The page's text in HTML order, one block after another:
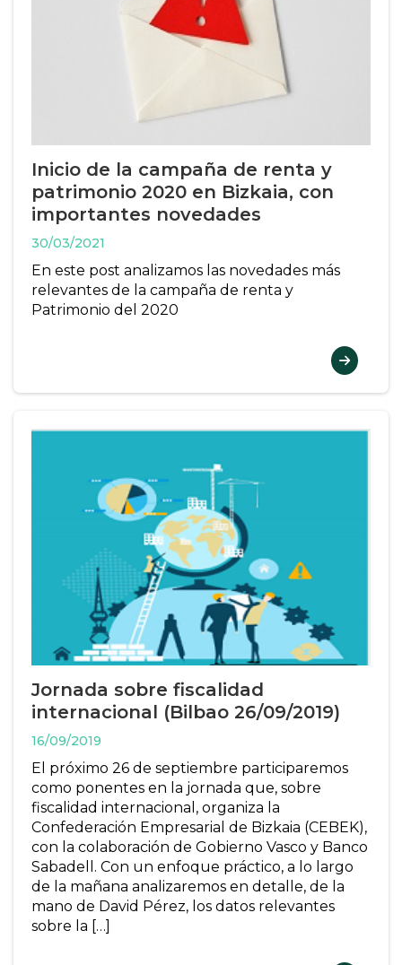
Inicio de la campaña de renta y
patrimonio 2020 en Bizkaia, con
importantes novedades
30/03/2021
En este post analizamos las novedades más
relevantes de la campaña de renta y
Patrimonio del 2020
Jornada sobre fiscalidad
internacional (Bilbao 26/09/2019)
16/09/2019
El próximo 26 de septiembre participaremos
como ponentes en la jornada que, sobre
fiscalidad internacional, organiza la
Confederación Empresarial de Bizkaia (CEBEK),
con la colaboración de Gobierno Vasco y Banco
Sabadell. Con un enfoque práctico, a lo largo
de la mañana analizaremos en detalle, de la
mano de David Pérez, los datos relevantes
sobre la […]